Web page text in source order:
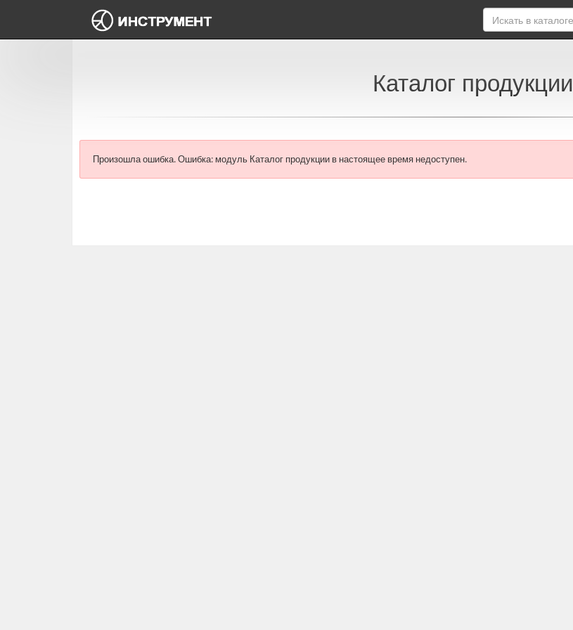
Каталог продукции
Произошла ошибка.Ошибка: модуль Каталог продукции в настоящее время недоступен.